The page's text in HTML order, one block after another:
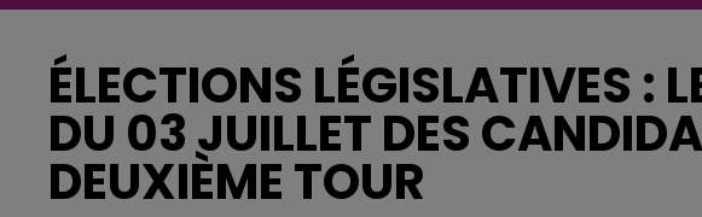
ÉLECTIONS LÉGISLATIVES :
DU 03 JUILLET DES
DEUXIÈME TOUR